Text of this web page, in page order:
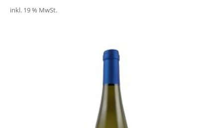
inkl. 19 % MwSt.